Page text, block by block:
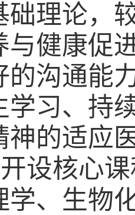
础理论，
与健康促
的沟通能
学习、持
神的适应
设核心
学、生物